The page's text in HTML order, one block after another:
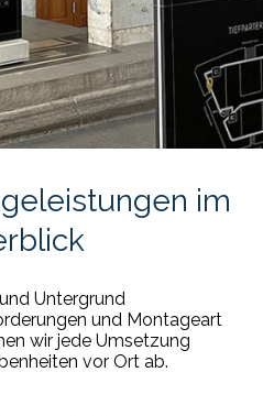
im
Untergrund
und Montageart
wir jede Umsetzung
vor Ort ab.